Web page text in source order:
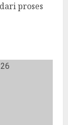
proses